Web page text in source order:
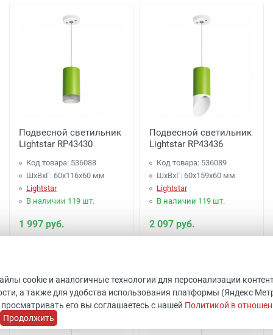
Подвесной светильник
Lightstar RP43430
Код товара: 536088
ШхВхГ: 60x116x60 мм
Lightstar
В наличии 119 шт.
1 997 руб.
Подвесной светильник
Lightstar RP43436
Код товара: 536089
ШхВхГ: 60x159x60 мм
Lightstar
В наличии 119 шт.
2 097 руб.
cookie и аналогичные технологии для персонализации
а также для удобства использования платформы (Яндекс
его вы соглашаетесь с нашей Политикой в
Продолжить